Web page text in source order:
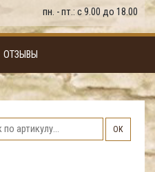
пн. - пт.: с 9.00 до 18.00
ОТЗЫВЫ
ОК